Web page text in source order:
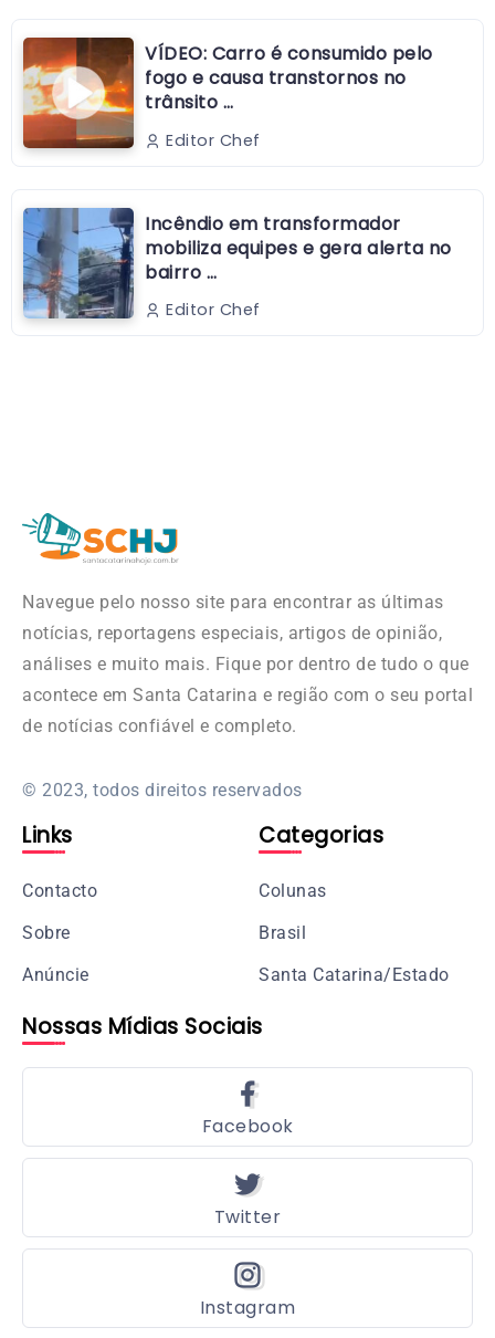
VÍDEO: Carro é consumido pelo
fogo e causa transtornos no
trânsito …
Editor Chef
Incêndio em transformador
mobiliza equipes e gera alerta no
bairro …
Editor Chef
Navegue pelo nosso site para encontrar as últimas
notícias, reportagens especiais, artigos de opinião,
análises e muito mais. Fique por dentro de tudo o que
acontece em Santa Catarina e região com o seu portal
de notícias confiável e completo.
© 2023, todos direitos reservados
Links
Contacto
Sobre
Anúncie
Categorias
Colunas
Brasil
Santa Catarina/Estado
Nossas Mídias Sociais
Facebook
Twitter
Instagram